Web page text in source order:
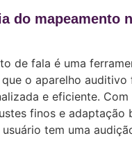
do mapeamento
de fala é uma
o aparelho auditivo
e eficiente. Com
finos e adaptação
tem uma